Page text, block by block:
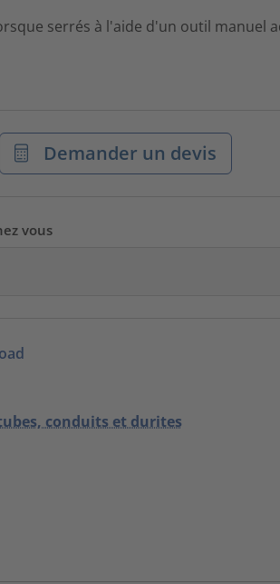
serrés à l'aide d'un outil manuel
Demander un devis
vous
conduits et durites